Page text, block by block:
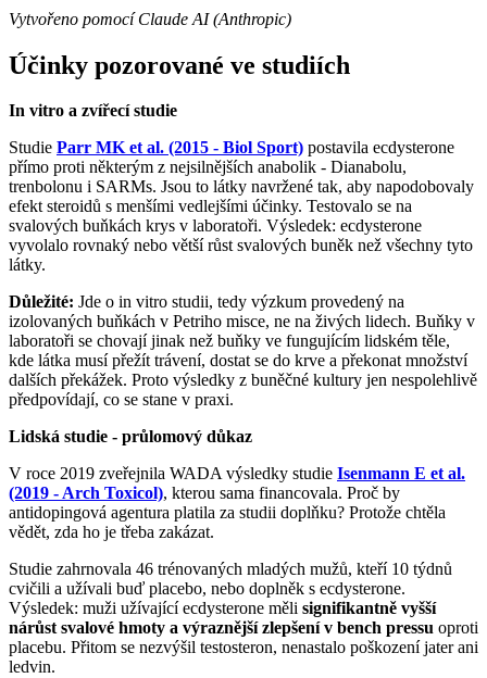
Vytvořeno pomocí Claude AI (Anthropic)
Účinky pozorované ve studiích
In vitro a zvířecí studie
Studie Parr MK et al. (2015 - Biol Sport) postavila ecdysterone
přímo proti některým z nejsilnějších anabolik - Dianabolu,
trenbolonu i SARMs. Jsou to látky navržené tak, aby napodobovaly
efekt steroidů s menšími vedlejšími účinky. Testovalo se na
svalových buňkách krys v laboratoři. Výsledek: ecdysterone
vyvolalo rovnaký nebo větší růst svalových buněk než všechny tyto
látky.
Důležité: Jde o in vitro studii, tedy výzkum provedený na
izolovaných buňkách v Petriho misce, ne na živých lidech. Buňky v
laboratoři se chovají jinak než buňky ve fungujícím lidském těle,
kde látka musí přežít trávení, dostat se do krve a překonat množství
dalších překážek. Proto výsledky z buněčné kultury jen nespolehlivě
předpovídají, co se stane v praxi.
Lidská studie - průlomový důkaz
V roce 2019 zveřejnila WADA výsledky studie Isenmann E et al.
(2019 - Arch Toxicol), kterou sama financovala. Proč by
antidopingová agentura platila za studii doplňku? Protože chtěla
vědět, zda ho je třeba zakázat.
Studie zahrnovala 46 trénovaných mladých mužů, kteří 10 týdnů
cvičili a užívali buď placebo, nebo doplněk s ecdysterone.
Výsledek: muži užívající ecdysterone měli signifikantně vyšší
nárůst svalové hmoty a výraznější zlepšení v bench pressu oproti
placebu. Přitom se nezvýšil testosteron, nenastalo poškození jater ani
ledvin.